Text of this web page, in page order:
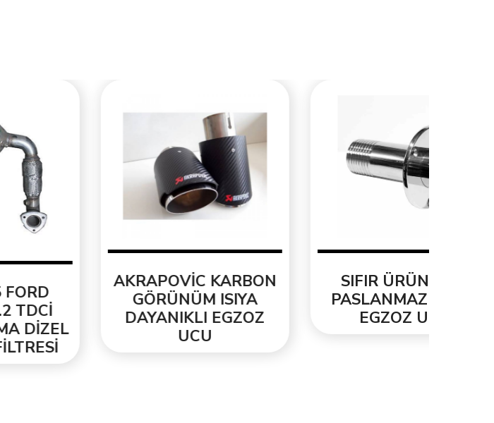
AKRAPOVİC KARBON
GÖRÜNÜM ISIYA
DAYANIKLI EGZOZ
SIFIR ÜRÜN YENİ
PASLANMAZ KROM
EGZOZ UCU